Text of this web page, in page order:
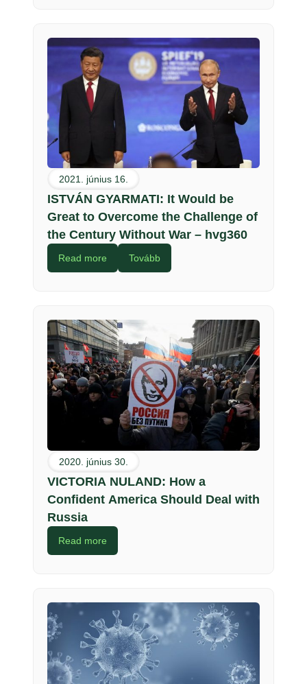
2021. június 16.
ISTVÁN GYARMATI: It Would be
Great to Overcome the Challenge of
the Century Without War – hvg360
Read more Tovább
2020. június 30.
VICTORIA NULAND: How a
Confident America Should Deal with
Russia
Read more